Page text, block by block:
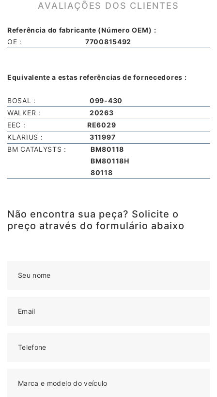
AVALIAÇÕES DOS CLIENTES
Referência do fabricante (Número OEM) :
OE :
7700815492
Equivalente a estas referências de fornecedores :
BOSAL :
099-430
WALKER :
20263
EEC :
RE6029
KLARIUS :
311997
BM CATALYSTS :
BM80118
BM80118H
80118
Não encontra sua peça? Solicite o
preço através do formulário abaixo
Seu nome
Email
Telefone
Marca e modelo do veículo